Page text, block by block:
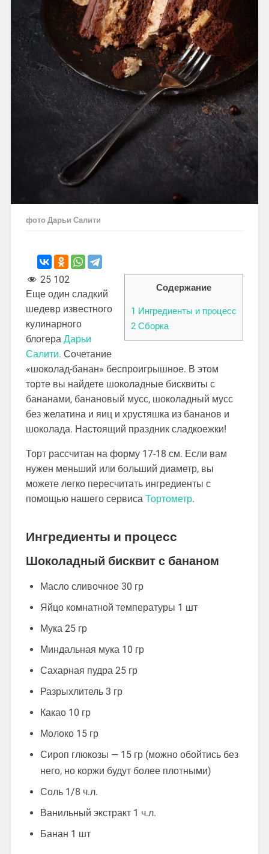
фото Дарьи Салити
Содержание
1 Ингредиенты и процесс
2 Сборка
25 102
Еще один сладкий
шедевр известного
кулинарного
блогера Дарьи
Салити. Сочетание
«шоколад-банан» беспроигрышное. В этом
торте вы найдете шоколадные бисквиты с
бананами, банановый мусс, шоколадный мусс
без желатина и яиц и хрустяшка из бананов и
шоколада. Настоящий праздник сладкоежки!
Торт рассчитан на форму 17-18 см. Если вам
нужен меньший или больший диаметр, вы
можете легко пересчитать ингредиенты с
помощью нашего сервиса Тортометр.
Ингредиенты и процесс
Шоколадный бисквит с бананом
Масло сливочное 30 гр
Яйцо комнатной температуры 1 шт
Мука 25 гр
Миндальная мука 10 гр
Сахарная пудра 25 гр
Разрыхлитель 3 гр
Какао 10 гр
Молоко 15 гр
Сироп глюкозы — 15 гр (можно обойтись без
него, но коржи будут более плотными)
Соль 1/8 ч.л.
Ванильный экстракт 1 ч.л.
Банан 1 шт